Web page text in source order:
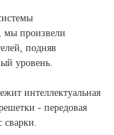
мы произвели
подняв
уровень.
интеллектуальная
- передовая
сварки.